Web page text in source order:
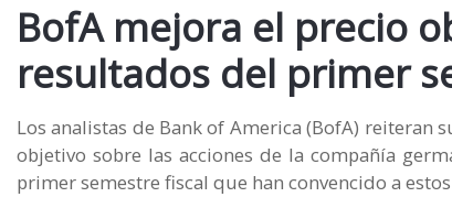
BofA mejora el precio
resultados del primer
Los analistas de Bank of America (BofA) reiteran
objetivo sobre las acciones de la compañía
primer semestre fiscal que han convencido a